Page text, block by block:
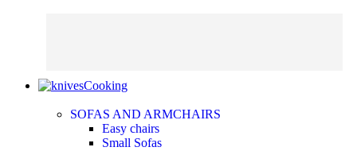
Cooking
SOFAS AND ARMCHAIRS
Easy chairs
Small Sofas